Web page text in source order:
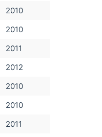
2010
2010
2011
2012
2010
2010
2011